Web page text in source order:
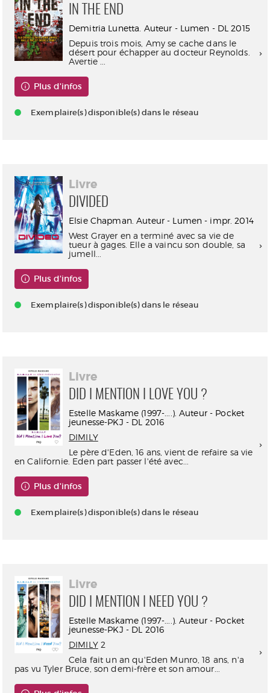
IN THE END
Demitria Lunetta. Auteur - Lumen - DL 2015
Depuis trois mois, Amy se cache dans le
désert pour échapper au docteur Reynolds.
Avertie ...
Plus d'infos
Exemplaire(s) disponible(s) dans le réseau
Livre
DIVIDED
Elsie Chapman. Auteur - Lumen - impr. 2014
West Grayer en a terminé avec sa vie de
tueur à gages. Elle a vaincu son double, sa
jumell...
Plus d'infos
Exemplaire(s) disponible(s) dans le réseau
Livre
DID I MENTION I LOVE YOU ?
Estelle Maskame (1997-....). Auteur - Pocket
jeunesse-PKJ - DL 2016
DIMILY
Le père d'Eden, 16 ans, vient de refaire sa vie
en Californie. Eden part passer l'été avec...
Plus d'infos
Exemplaire(s) disponible(s) dans le réseau
Livre
DID I MENTION I NEED YOU ?
Estelle Maskame (1997-....). Auteur - Pocket
jeunesse-PKJ - DL 2016
DIMILY2
Cela fait un an qu'Eden Munro, 18 ans, n'a
pas vu Tyler Bruce, son demi-frère et son amour...